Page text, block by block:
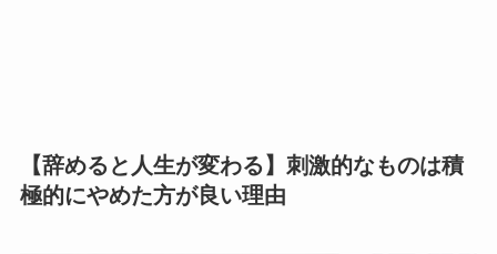
【辞めると人生が変わる】刺激的なものは積
極的にやめた方が良い理由